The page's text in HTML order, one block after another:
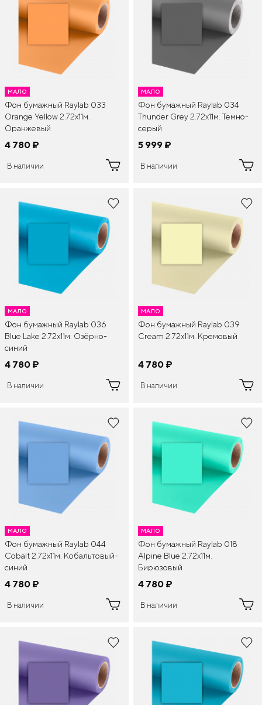
МАЛО
Фон бумажный Raylab 033
Orange Yellow 2.72x11м.
Оранжевый
4 780 ¤
В наличии
МАЛО
Фон бумажный Raylab 034
Thunder Grey 2.72x11м. Темно-
серый
5 999 ¤
В наличии
МАЛО
Фон бумажный Raylab 036
Blue Lake 2.72x11м. Озёрно-
синий
4 780 ¤
В наличии
МАЛО
Фон бумажный Raylab 039
Cream 2.72x11м. Кремовый
4 780 ¤
В наличии
МАЛО
Фон бумажный Raylab 044
Cobalt 2.72x11м. Кобальтовый-
синий
4 780 ¤
В наличии
МАЛО
Фон бумажный Raylab 018
Alpine Blue 2.72x11м.
Бирюзовый
4 780 ¤
В наличии